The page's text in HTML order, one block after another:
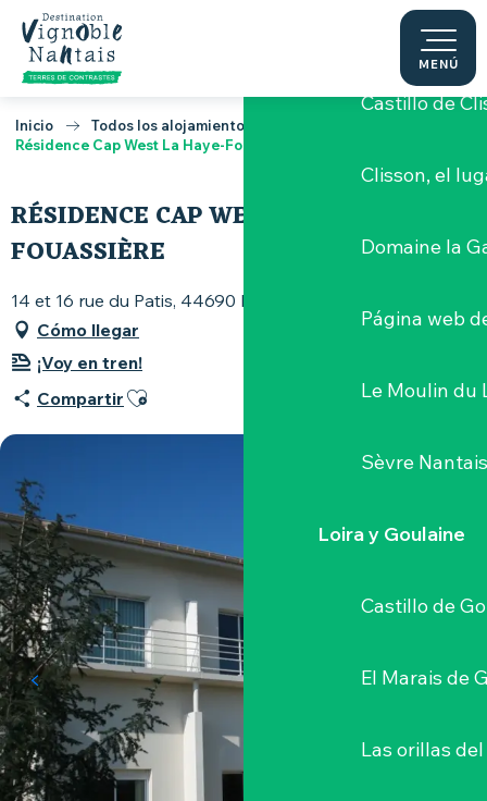
Aller
contenu
principal
MENÚ
Clisson y sus
Castillo de
Clisson, el
Domaine la
Página web
Le Moulin du
Sèvre
Loira y Goulaine
Castillo de
El Marais de
Las orillas
Inicio
Todos los alojamientos
Résidence Cap West La Haye-Fouassière
RÉSIDENCE CAP WEST LA HAYE-
FOUASSIÈRE
14 et 16 rue du Patis, 44690 La Haie-Fouassière
Cómo llegar
¡Voy en tren!
Compartir Ajouter aux favoris